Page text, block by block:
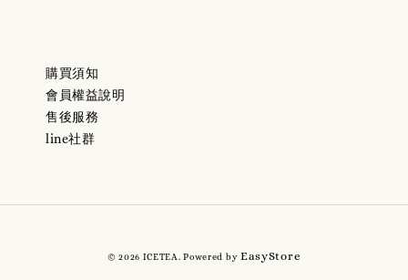
購買須知
會員權益說明
售後服務
line社群
© 2026 ICETEA. Powered by EasyStore